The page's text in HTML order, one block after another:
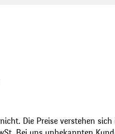
Die Preise verstehen